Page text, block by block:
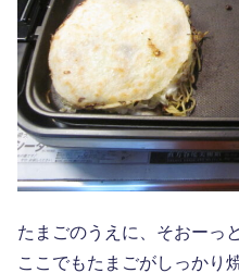
たまごのうえに、そおーっ
ここでもたまごがしっかり